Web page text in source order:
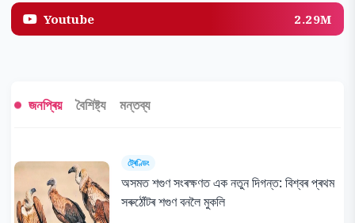
Youtube 2.29M
জনপ্ৰিয় বৈশিষ্ট্য মন্তব্য
ট্ৰেণ্ডিং
অসমত শগুণ সংৰক্ষণত এক নতুন দিগন্ত: বিশ্বৰ প্ৰথম
সৰুঠোঁটৰ শগুণ বনলৈ মুকলি